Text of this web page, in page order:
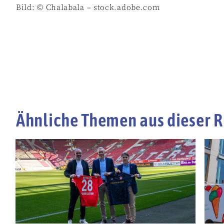
Bild: © Chalabala – stock.adobe.com
Ähnliche Themen aus dieser